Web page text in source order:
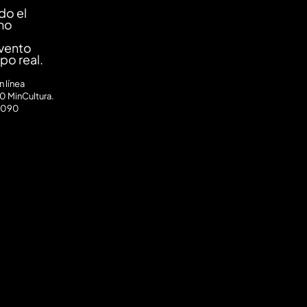
el
real.
línea
MinCultura.